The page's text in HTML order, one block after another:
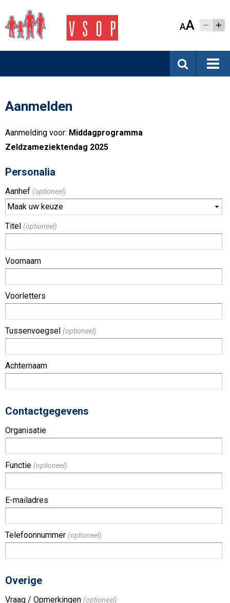
AA
Aanmelden
Aanmelding voor: Middagprogramma
Zeldzameziektendag 2025
Personalia
Aanhef (optioneel)
Titel (optioneel)
Voornaam
Voorletters
Tussenvoegsel (optioneel)
Achternaam
Contactgegevens
Organisatie
Functie (optioneel)
E-mailadres
Telefoonnummer (optioneel)
Overige
Vraag / Opmerkingen (optioneel)